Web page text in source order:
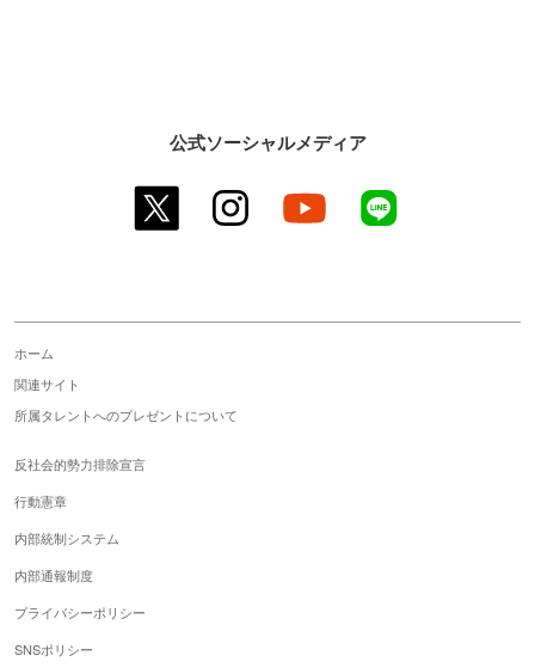
公式ソーシャルメディア
twitter instagram youtube
ホーム
関連サイト
所属タレントへのプレゼントについて
反社会的勢力排除宣言
行動憲章
内部統制システム
内部通報制度
プライバシーポリシー
SNSポリシー